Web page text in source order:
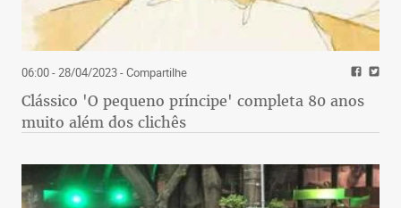
06:00 - 28/04/2023- Compartilhe
Clássico 'O pequeno príncipe' completa 80 anos
muito além dos clichês